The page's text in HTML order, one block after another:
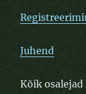
Juhend
Kõik osalejad